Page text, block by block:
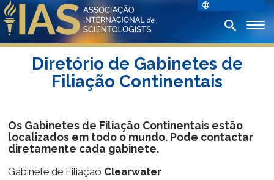
Diretório de Gabinetes de
Filiação Continentais
Os Gabinetes de Filiação Continentais estão
localizados em todo o mundo. Pode contactar
diretamente cada gabinete.
Gabinete de Filiação Clearwater